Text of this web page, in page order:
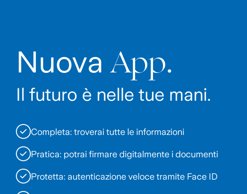
Nuova App.
Il futuro è nelle tue mani.
Completa: troverai tutte le informazioni
Pratica: potrai firmare digitalmente i documenti
Protetta: autenticazione veloce tramite Face ID